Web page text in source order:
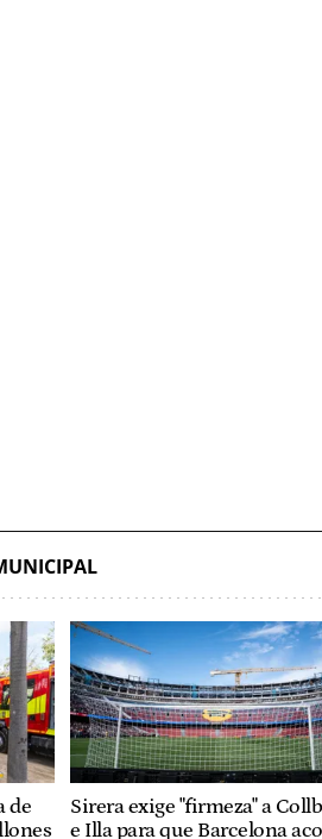
de
Sirera exige "firmeza" a
e Illa para que Barcelona